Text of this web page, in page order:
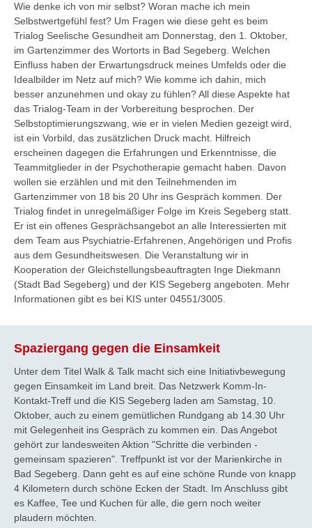
Wie denke ich von mir selbst? Woran mache ich mein
Selbstwertgefühl fest? Um Fragen wie diese geht es beim
Trialog Seelische Gesundheit am Donnerstag, den 1. Oktober,
im Gartenzimmer des Wortorts in Bad Segeberg. Welchen
Einfluss haben der Erwartungsdruck meines Umfelds oder die
Idealbilder im Netz auf mich? Wie komme ich dahin, mich
besser anzunehmen und okay zu fühlen? All diese Aspekte hat
das Trialog-Team in der Vorbereitung besprochen. Der
Selbstoptimierungszwang, wie er in vielen Medien gezeigt wird,
ist ein Vorbild, das zusätzlichen Druck macht. Hilfreich
erscheinen dagegen die Erfahrungen und Erkenntnisse, die
Teammitglieder in der Psychotherapie gemacht haben. Davon
wollen sie erzählen und mit den Teilnehmenden im
Gartenzimmer von 18 bis 20 Uhr ins Gespräch kommen. Der
Trialog findet in unregelmäßiger Folge im Kreis Segeberg statt.
Er ist ein offenes Gesprächsangebot an alle Interessierten mit
dem Team aus Psychiatrie-Erfahrenen, Angehörigen und Profis
aus dem Gesundheitswesen. Die Veranstaltung wir in
Kooperation der Gleichstellungsbeauftragten Inge Diekmann
(Stadt Bad Segeberg) und der KIS Segeberg angeboten. Mehr
Informationen gibt es bei KIS unter 04551/3005.
Spaziergang gegen die Einsamkeit
Unter dem Titel Walk & Talk macht sich eine Initiativbewegung
gegen Einsamkeit im Land breit. Das Netzwerk Komm-In-
Kontakt-Treff und die KIS Segeberg laden am Samstag, 10.
Oktober, auch zu einem gemütlichen Rundgang ab 14.30 Uhr
mit Gelegenheit ins Gespräch zu kommen ein. Das Angebot
gehört zur landesweiten Aktion "Schritte die verbinden -
gemeinsam spazieren". Treffpunkt ist vor der Marienkirche in
Bad Segeberg. Dann geht es auf eine schöne Runde von knapp
4 Kilometern durch schöne Ecken der Stadt. Im Anschluss gibt
es Kaffee, Tee und Kuchen für alle, die gern noch weiter
plaudern möchten.